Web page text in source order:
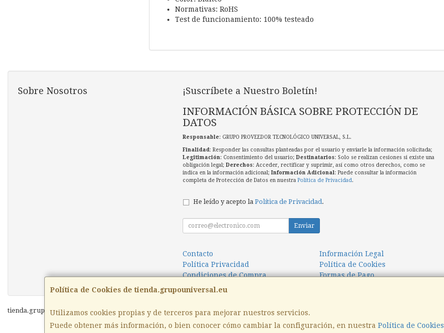
Normativas: RoHS
Test de funcionamiento: 100% testeado
Política de Cookies de tienda.grupouniversal.eu
Utilizamos cookies propias y de terceros para mejorar nuestros servicios.
Puede obtener más información, o bien conocer cómo cambiar la configuración, en nuestra Política de Cookies
Sobre Nosotros ¡Suscríbete a Nuestro Boletín!
INFORMACIÓN BÁSICA SOBRE PROTECCIÓN DE
DATOS
Responsable: GRUPO PROVEEDOR TECNOLÓGICO UNIVERSAL, S.L.
Finalidad: Responder las consultas planteadas por el usuario y enviarle la información solicitada;
Legitimación: Consentimiento del usuario; Destinatarios: Solo se realizan cesiones si existe una
obligación legal; Derechos: Acceder, rectificar y suprimir, así como otros derechos, como se
indica en la información adicional; Información Adicional: Puede consultar la información
completa de Protección de Datos en nuestra Política de Privacidad.
He leído y acepto la Política de Privacidad.
Enviar
Contacto
Información Legal
Política Privacidad
Política de Cookies
Condiciones de Compra
Formas de Pago
tienda.grupouniversal.eu © 2026
, , , , España. - C.I.F.: B31817372 - Tfno: